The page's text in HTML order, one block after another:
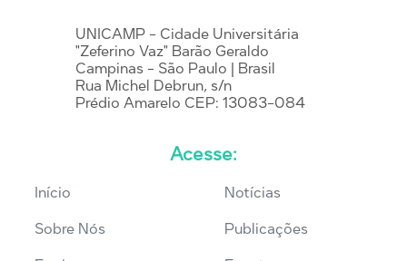
UNICAMP - Cidade Universitária
"Zeferino Vaz" Barão Geraldo
Campinas - São Paulo | Brasil
Rua Michel Debrun, s/n
Prédio Amarelo CEP: 13083-084
Acesse:
Início
Sobre Nós
Notícias
Publicações